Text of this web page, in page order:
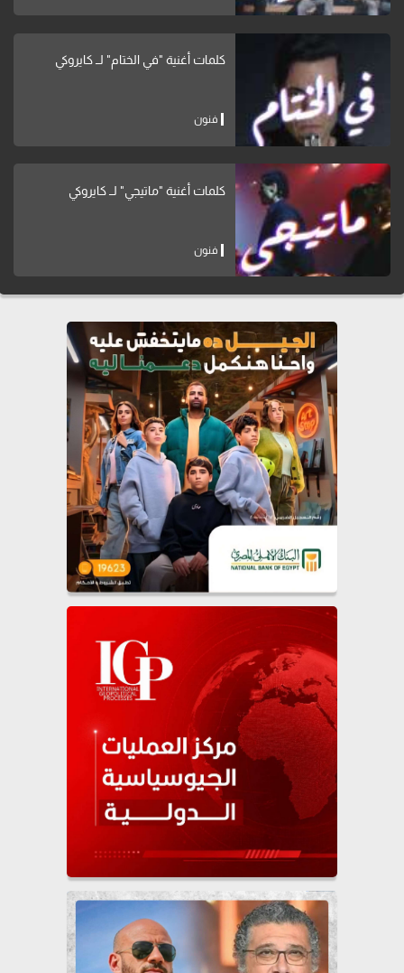
كلمات أغنية "في الختام" لــ كايروكي
فنون
كلمات أغنية "ماتيجي" لــ كايروكي
فنون